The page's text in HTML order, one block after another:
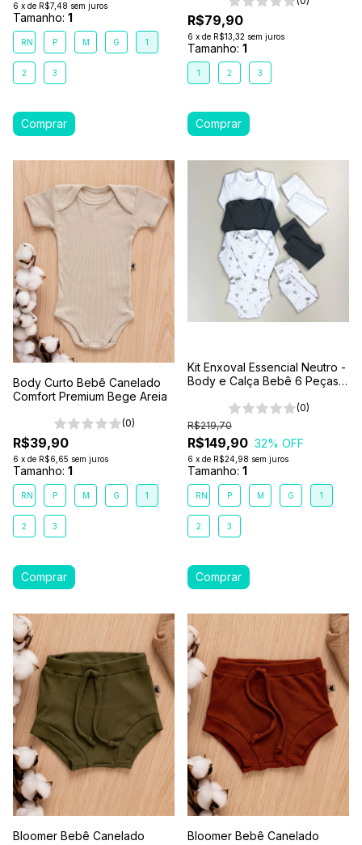
6 x de R$7,48 sem juros
Tamanho: 1
RN P M G 1
2 3
R$79,90
6 x de R$13,32 sem juros
Tamanho: 1
1 2 3
Body Curto Bebê Canelado
Comfort Premium Bege Areia
(0)
R$39,90
6 x de R$6,65 sem juros
Tamanho: 1
RN P M G 1
2 3
Kit Enxoval Essencial Neutro -
Body e Calça Bebê 6 Peças
(0)
R$149,90
R$219,70
32% OFF
6 x de R$24,98 sem juros
Tamanho: 1
RN P M G 1
2 3
Bloomer Bebê Canelado
Bloomer Bebê Canelado